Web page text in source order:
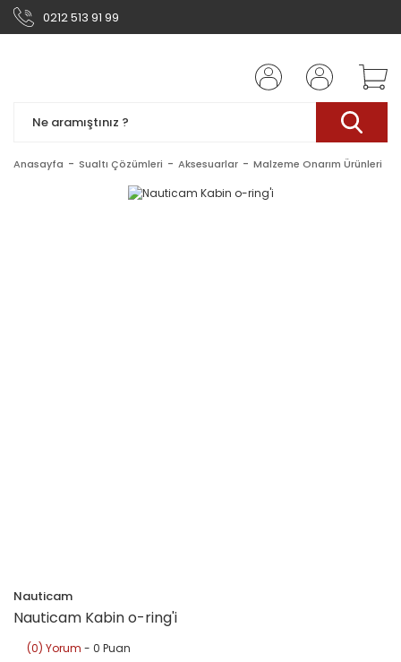
0212 513 91 99
Anasayfa Sualtı Çözümleri Aksesuarlar Malzeme Onarım Ürünleri
Nauticam
Nauticam Kabin o-ring'i
(0) Yorum - 0 Puan